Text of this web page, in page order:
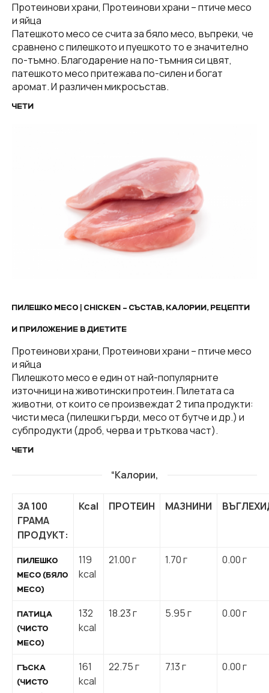
Протеинови храни, Протеинови храни – птиче месо
и яйца
Патешкото месо се счита за бяло месо, въпреки, че
сравнено с пилешкото и пуешкото то е значително
по-тъмно. Благодарение на по-тъмния си цвят,
патешкото месо притежава по-силен и богат
аромат. И различен микросъстав.
ЧЕТИ
ПИЛЕШКО МЕСО | CHICKEN – СЪСТАВ, КАЛОРИИ, РЕЦЕПТИ
И ПРИЛОЖЕНИЕ В ДИЕТИТЕ
Протеинови храни, Протеинови храни – птиче месо
и яйца
Пилешкото месо е един от най-популярните
източници на животински протеин. Пилетата са
животни, от които се произвеждат 2 типа продукти:
чисти меса (пилешки гърди, месо от бутче и др.) и
субпродукти (дроб, черва и тръткова част).
ЧЕТИ
“Калории,
ЗА 100
ГРАМА
ПРОДУКТ:
Kcal ПРОТЕИН МАЗНИНИ
ПИЛЕШКО
МЕСО (БЯЛО
МЕСО)
119
kcal
21.00 г 1.70 г 0.00 г
ПАТИЦА
(ЧИСТО
МЕСО)
132
kcal
18.23 г 5.95 г 0.00 г
ГЪСКА
(ЧИСТО
161
kcal
22.75 г 7.13 г 0.00 г